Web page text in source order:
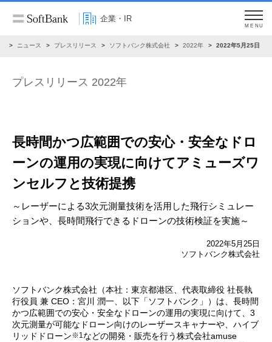
企業・IR
MENU
ニュース プレスリリース ソフトバンク株式会社 2022年 2022年5月25日
プレスリリース 2022年
長時間かつ広範囲での安心・安全なドロ
ーンの運用の実現に向けてアミューズワ
ンセルフと技術提携
～レーザーによる3次元測量技術を活用した飛行シミュレー
ションや、 長時間飛行できるドローンの技術検証を実施～
2022年5月25日
ソフトバンク株式会社
ソフトバンク株式会社（本社：東京都港区、代表取締役 社長執
行役員 兼 CEO：宮川 潤一、以下「ソフトバンク」）は、長時間
かつ広範囲での安心・安全なドローンの運用の実現に向けて、3
次元測量が可能なドローン向けのレーザースキャナーや、ハイブ
リッドドローン※1 などの開発・販売を行う株式会社amuse